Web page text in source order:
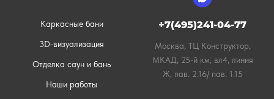
Каркасные бани
3D-визуализация
Отделка саун и бань
Наши работы
+7(495)241-04-77
Москва, ТЦ Конструктор,
МКАД, 25-й км, вл4, линия
Ж, пав. 2.16/ пав. 1.15